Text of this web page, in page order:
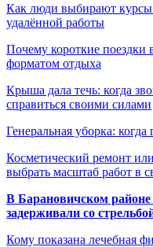
Как люди выбирают курсы
удалённой работы
Почему короткие поездки
форматом отдыха
Крыша дала течь: когда
справиться своими силами
Генеральная уборка:
Косметический ремонт
выбрать масштаб работ в
В Барановичском районе
задерживали со
Кому показана лечебная